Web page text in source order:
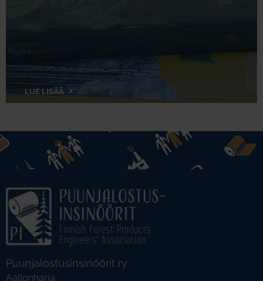
LUE LISÄÄ
Puunjalostusinsinöörit ry
Aallonharja